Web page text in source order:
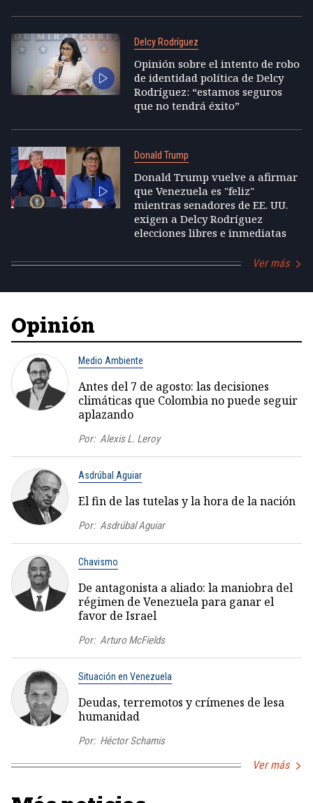
Delcy Rodríguez
Opinión sobre el intento de robo
de identidad política de Delcy
Rodríguez: “estamos seguros
que no tendrá éxito”
Donald Trump
Donald Trump vuelve a afirmar
que Venezuela es "feliz"
mientras senadores de EE. UU.
exigen a Delcy Rodríguez
elecciones libres e inmediatas
Ver más
Opinión
Medio Ambiente
Antes del 7 de agosto: las decisiones
climáticas que Colombia no puede seguir
aplazando
Por: Alexis L. Leroy
Asdrúbal Aguiar
El fin de las tutelas y la hora de la nación
Por: Asdrúbal Aguiar
Chavismo
De antagonista a aliado: la maniobra del
régimen de Venezuela para ganar el
favor de Israel
Por: Arturo McFields
Situación en Venezuela
Deudas, terremotos y crímenes de lesa
humanidad
Por: Héctor Schamis
Ver más